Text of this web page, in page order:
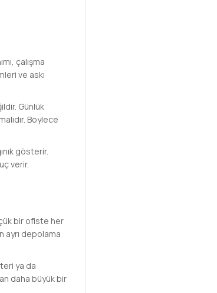
çalışma
ve askı
Günlük
Böylece
gösterir.
verir.
bir ofiste her
ayrı depolama
ya da
daha büyük bir